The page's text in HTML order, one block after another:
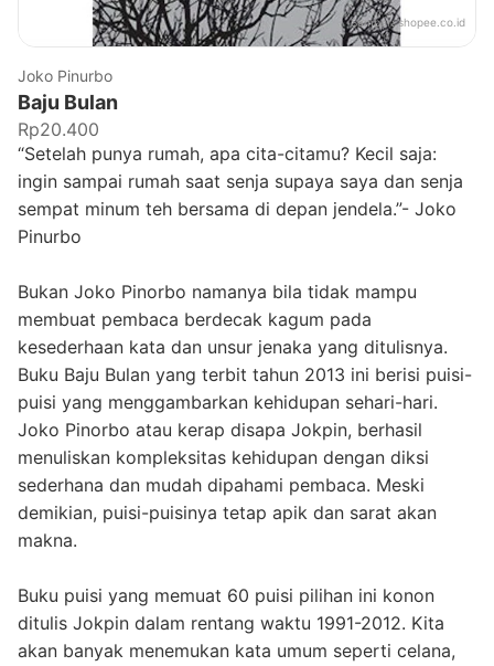
Sumber:shopee.co.id
Joko Pinurbo
Baju Bulan
Rp20.400
“Setelah punya rumah, apa cita-citamu? Kecil saja:
ingin sampai rumah saat senja supaya saya dan senja
sempat minum teh bersama di depan jendela.”- Joko
Pinurbo
Bukan Joko Pinorbo namanya bila tidak mampu
membuat pembaca berdecak kagum pada
kesederhaan kata dan unsur jenaka yang ditulisnya.
Buku Baju Bulan yang terbit tahun 2013 ini berisi puisi-
puisi yang menggambarkan kehidupan sehari-hari.
Joko Pinorbo atau kerap disapa Jokpin, berhasil
menuliskan kompleksitas kehidupan dengan diksi
sederhana dan mudah dipahami pembaca. Meski
demikian, puisi-puisinya tetap apik dan sarat akan
makna.
Buku puisi yang memuat 60 puisi pilihan ini konon
ditulis Jokpin dalam rentang waktu 1991-2012. Kita
akan banyak menemukan kata umum seperti celana,